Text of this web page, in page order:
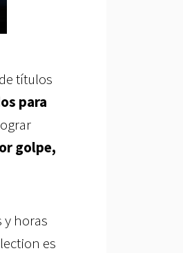
títulos
para
golpe,
y horas
es